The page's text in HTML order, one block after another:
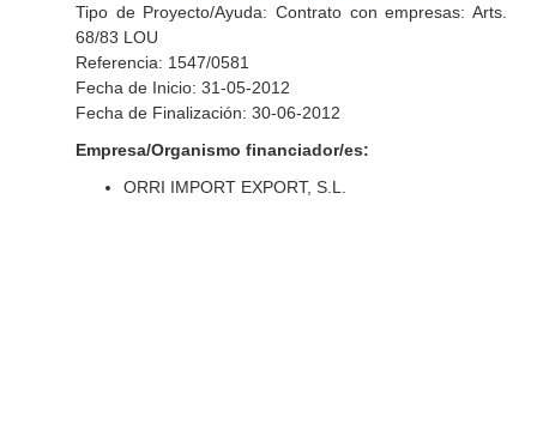
Tipo de Proyecto/Ayuda: Contrato con empresas: Arts.
68/83 LOU
Referencia: 1547/0581
Fecha de Inicio: 31-05-2012
Fecha de Finalización: 30-06-2012
Empresa/Organismo financiador/es:
ORRI IMPORT EXPORT, S.L.